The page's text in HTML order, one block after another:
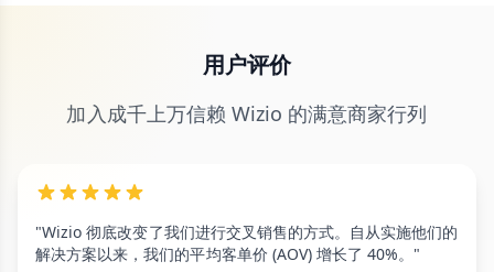
用户评价
加入成千上万信赖 Wizio 的满意商家行列
"Wizio 彻底改变了我们进行交叉销售的方式。自从实施他们的
解决方案以来，我们的平均客单价 (AOV) 增长了 40%。"